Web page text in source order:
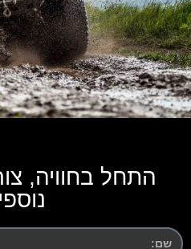
התחל בחוויה,